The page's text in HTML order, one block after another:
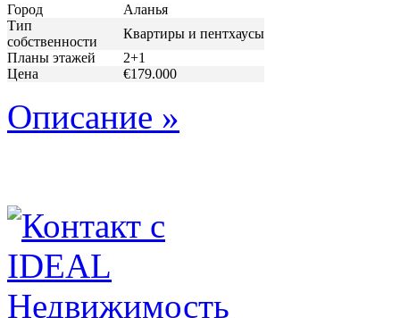
Город
Аланья
Тип
собственности
Квартиры и пентхаусы
Планы этажей
2+1
Цена
€179.000
Описание »